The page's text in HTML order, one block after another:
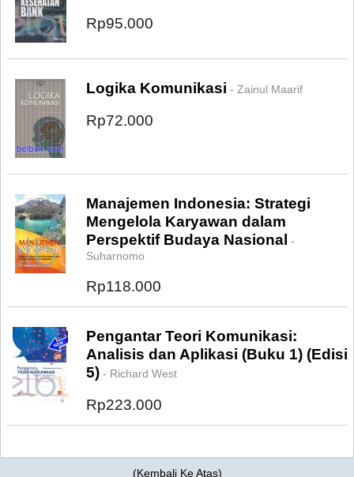
Rp95.000
Logika Komunikasi - Zainul Maarif
Rp72.000
Manajemen Indonesia: Strategi
Mengelola Karyawan dalam
Perspektif Budaya Nasional -
Suharnomo
Rp118.000
Pengantar Teori Komunikasi:
Analisis dan Aplikasi (Buku 1) (Edisi
5) - Richard West
Rp223.000
(Kembali Ke Atas)